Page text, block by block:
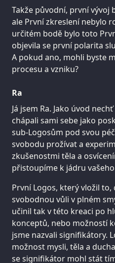
Takže původní, první vývoj
ale První zkreslení nebylo
určitém bodě bylo toto
objevila se první polarita
A pokud ano, mohli byste
procesu a vzniku?
Ra
Já jsem Ra. Jako úvod
chápali sami sebe jako
sub-Logosům pod svou
svobodu prožívat a
zkušenostmi těla a
přistoupíme k jádru
První Logos, který vložil
svobodnou vůli v plném
učinil tak v této kreaci po
konceptů, nebo možností
jsme nazvali signifikátory.
možnost mysli, těla a
se signifikátor mohl stát